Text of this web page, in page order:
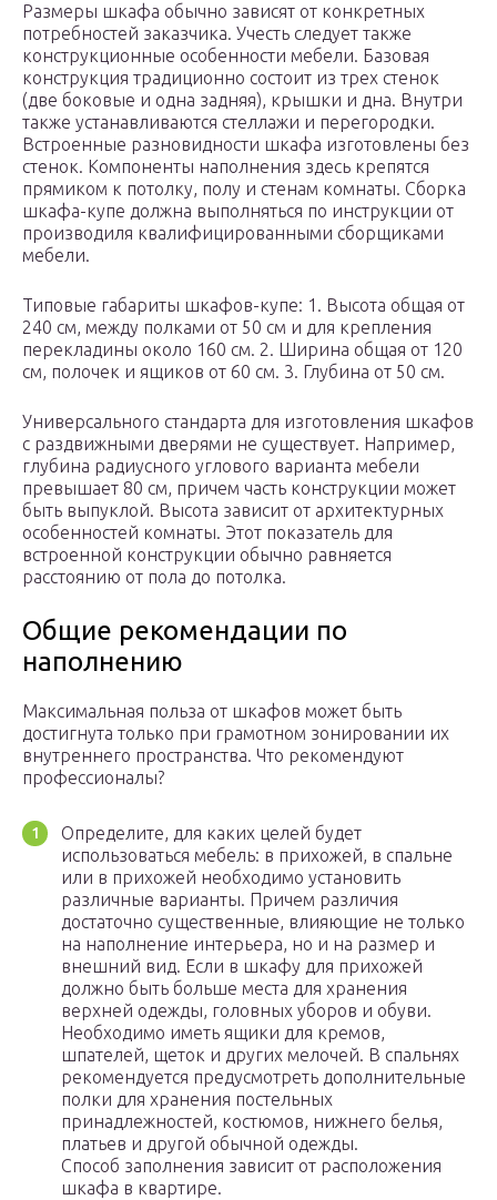
Размеры шкафа обычно зависят от конкретных
потребностей заказчика. Учесть следует также
конструкционные особенности мебели. Базовая
конструкция традиционно состоит из трех стенок
(две боковые и одна задняя), крышки и дна. Внутри
также устанавливаются стеллажи и перегородки.
Встроенные разновидности шкафа изготовлены без
стенок. Компоненты наполнения здесь крепятся
прямиком к потолку, полу и стенам комнаты. Сборка
шкафа-купе должна выполняться по инструкции от
производиля квалифицированными сборщиками
мебели.
Типовые габариты шкафов-купе: 1. Высота общая от
240 см, между полками от 50 см и для крепления
перекладины около 160 см. 2. Ширина общая от 120
см, полочек и ящиков от 60 см. 3. Глубина от 50 см.
Универсального стандарта для изготовления шкафов
с раздвижными дверями не существует. Например,
глубина радиусного углового варианта мебели
превышает 80 см, причем часть конструкции может
быть выпуклой. Высота зависит от архитектурных
особенностей комнаты. Этот показатель для
встроенной конструкции обычно равняется
расстоянию от пола до потолка.
Общие рекомендации по
наполнению
Максимальная польза от шкафов может быть
достигнута только при грамотном зонировании их
внутреннего пространства. Что рекомендуют
профессионалы?
Определите, для каких целей будет
использоваться мебель: в прихожей, в спальне
или в прихожей необходимо установить
различные варианты. Причем различия
достаточно существенные, влияющие не только
на наполнение интерьера, но и на размер и
внешний вид. Если в шкафу для прихожей
должно быть больше места для хранения
верхней одежды, головных уборов и обуви.
Необходимо иметь ящики для кремов,
шпателей, щеток и других мелочей. В спальнях
рекомендуется предусмотреть дополнительные
полки для хранения постельных
принадлежностей, костюмов, нижнего белья,
платьев и другой обычной одежды.
Способ заполнения зависит от расположения
шкафа в квартире.